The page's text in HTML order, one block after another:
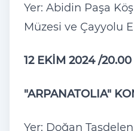
Yer: Abidin Paşa
Müzesi ve Çayyolu
12 EKİM 2024 /20.00
"ARPANATOLIA"
Yer: Doğan